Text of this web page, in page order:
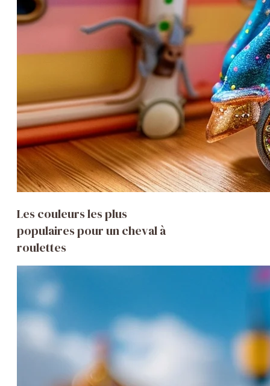
Les couleurs les plus
populaires pour un cheval à
roulettes